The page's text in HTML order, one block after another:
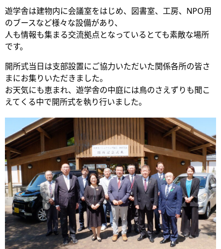
遊学舎は建物内に会議室をはじめ、図書室、工房、NPO用
のブースなど様々な設備があり、
人も情報も集まる交流拠点となっているとても素敵な場所
です。
開所式当日は支部設置にご協力いただいた関係各所の皆さ
まにお集りいただきました。
お天気にも恵まれ、遊学舎の中庭には鳥のさえずりも聞こ
えてくる中で開所式を執り行いました。